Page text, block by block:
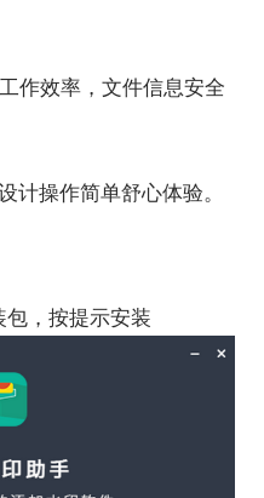
水印可以标明版权信
效率，文件信息安全
操作简单舒心体验。
，按提示安装